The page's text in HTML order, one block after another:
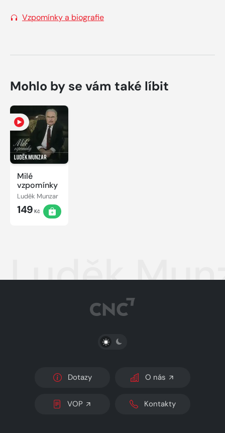
Vzpomínky a biografie
Mohlo by se vám také líbit
Milé
vzpomínky
Luděk Munzar
149 Kč
Luděk
PŘEPNOUT SVĚTLÝ/TMAVÝ REŽIM
Dotazy O nás
VOP Kontakty